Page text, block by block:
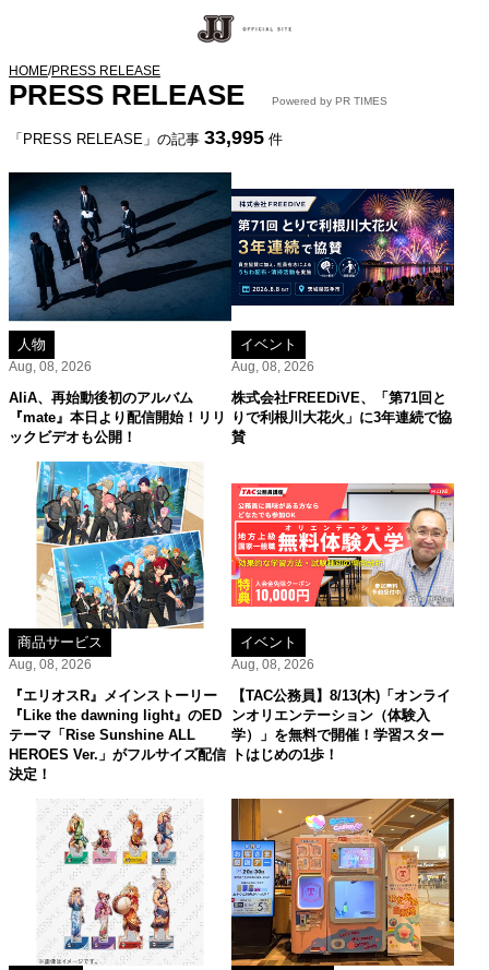
HOME/PRESS RELEASE
PRESS RELEASE Powered by PR TIMES
「PRESS RELEASE」の記事 33,995 件
人物
Aug, 08, 2026
AliA、再始動後初のアルバム
『mate』本日より配信開始！リリ
ックビデオも公開！
イベント
Aug, 08, 2026
株式会社FREEDiVE、「第71回と
りで利根川大花火」に3年連続で協
賛
商品サービス
Aug, 08, 2026
『エリオスR』メインストーリー
『Like the dawning light』のED
テーマ「Rise Sunshine ALL
HEROES Ver.」がフルサイズ配信
決定！
イベント
Aug, 08, 2026
【TAC公務員】8/13(木)「オンライ
ンオリエンテーション（体験入
学）」を無料で開催！学習スター
トはじめの1歩！